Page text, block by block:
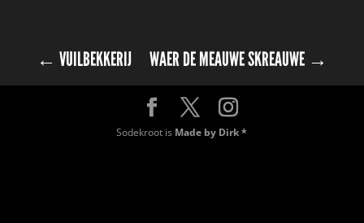
← VUILBEKKERIJ WAER DE MEAUWE SKREAUWE →
Sodekroot is Made by Dirk *